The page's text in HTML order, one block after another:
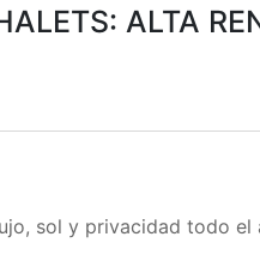
ALTA
sol y privacidad todo el